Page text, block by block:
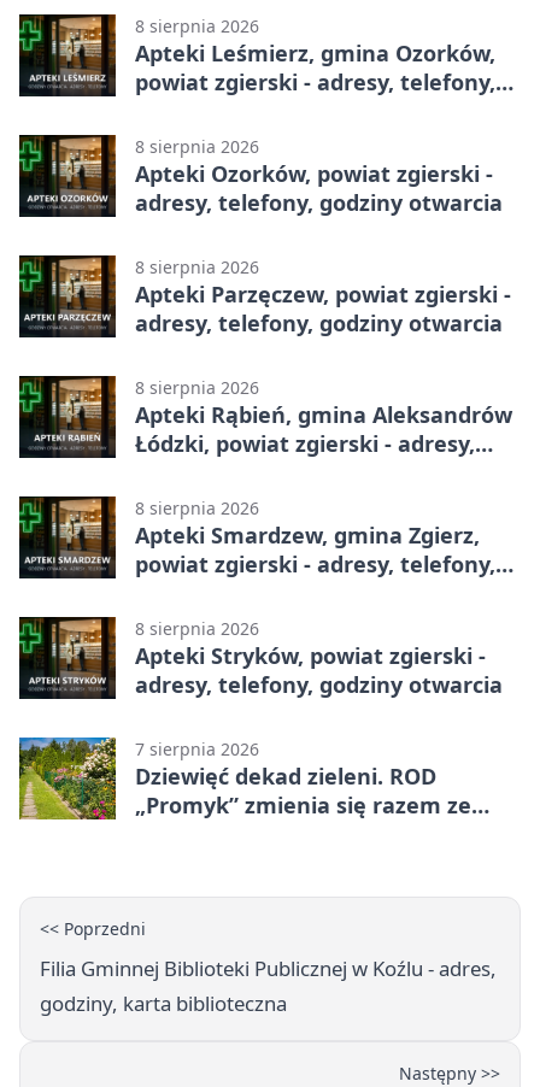
8 sierpnia 2026
Apteki Leśmierz, gmina Ozorków,
powiat zgierski - adresy, telefony,
8 sierpnia 2026
Apteki Ozorków, powiat zgierski -
adresy, telefony, godziny otwarcia
8 sierpnia 2026
Apteki Parzęczew, powiat zgierski -
adresy, telefony, godziny otwarcia
8 sierpnia 2026
Apteki Rąbień, gmina Aleksandrów
Łódzki, powiat zgierski - adresy,
8 sierpnia 2026
Apteki Smardzew, gmina Zgierz,
powiat zgierski - adresy, telefony,
8 sierpnia 2026
Apteki Stryków, powiat zgierski -
adresy, telefony, godziny otwarcia
7 sierpnia 2026
Dziewięć dekad zieleni. ROD
„Promyk” zmienia się razem ze
<< Poprzedni
Filia Gminnej Biblioteki Publicznej w Koźlu - adres,
godziny, karta biblioteczna
Następny >>